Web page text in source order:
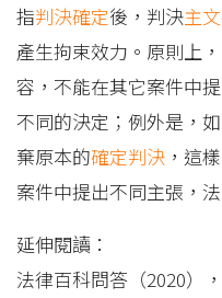
指判決確定後，判決主文
產生拘束效力。原則上
容，不能在其它案件中
不同的決定；例外是，
棄原本的確定判決 ，這
案件中提出不同主張，
延伸閱讀：
法律百科問答（2020）